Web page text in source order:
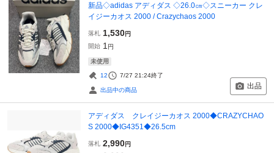
新品◇adidas アディダス ◇26.0㎝◇スニーカー クレ
イジーカオス 2000 / Crazychaos 2000
落札 1,530円
開始 1 円
未使用
12 7/27 21:24終了
出品中の商品 出品
アディダス クレイジーカオス 2000◆CRAZYCHAO
S 2000◆IG4351◆26.5cm
落札 2,990円